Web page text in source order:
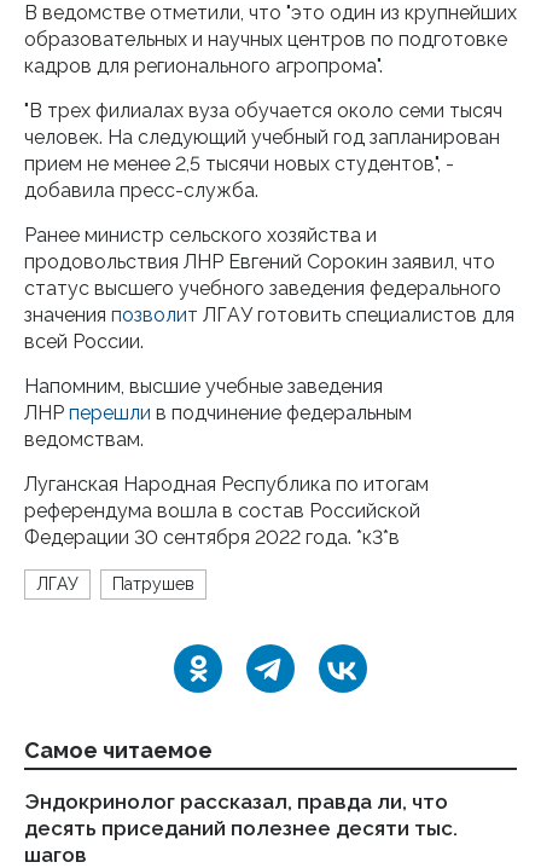
В ведомстве отметили, что "это один из крупнейших
образовательных и научных центров по подготовке
кадров для регионального агропрома".
"В трех филиалах вуза обучается около семи тысяч
человек. На следующий учебный год запланирован
прием не менее 2,5 тысячи новых студентов", -
добавила пресс-служба.
Ранее министр сельского хозяйства и
продовольствия ЛНР Евгений Сорокин заявил, что
статус высшего учебного заведения федерального
значения позволит ЛГАУ готовить специалистов для
всей России.
Напомним, высшие учебные заведения
ЛНР перешли в подчинение федеральным
ведомствам.
Луганская Народная Республика по итогам
референдума вошла в состав Российской
Федерации 30 сентября 2022 года. *к3*в
ЛГАУ Патрушев
Самое читаемое
Эндокринолог рассказал, правда ли, что
десять приседаний полезнее десяти тыс.
шагов